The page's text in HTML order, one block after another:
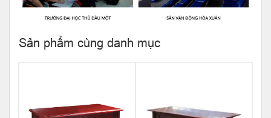
Sản phẩm cùng danh mục